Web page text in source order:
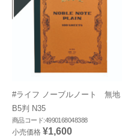
#ライフ ノーブルノート 無
B5判 N35
商品コード:4990168048388
小売価格 ¥1,600